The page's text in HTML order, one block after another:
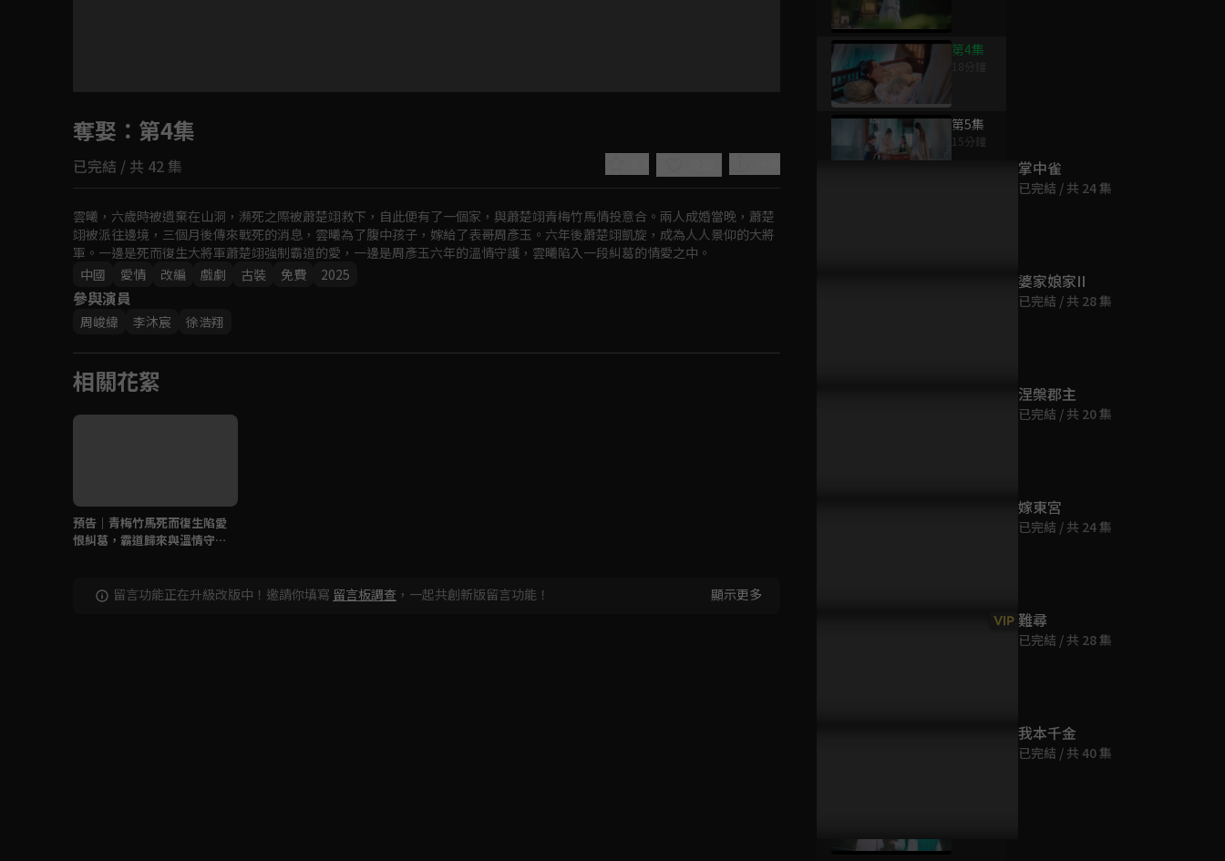
Video
如有不便請見諒
第4集
第5集
15分鐘
奪娶 ：第4集
已完結 / 共 42 集
雲曦，六歲時被遺棄在山洞，瀕死之際被蕭楚翊救下，自此便有了一個家，與蕭楚翊青梅竹馬情投意合。兩人成婚當晚，蕭楚
翊被派往邊境，三個月後傳來戰死的消息，雲曦為了腹中孩子，嫁給了表哥周彥玉。六年後蕭楚翊凱旋，成為人人景仰的大將
軍。一邊是死而復生大將軍蕭楚翊強制霸道的愛，一邊是周彥玉六年的溫情守護，雲曦陷入一段糾葛的情愛之中。
中國
愛情 改編 戲劇 古裝 免費 2025
參與演員
周峻緯 李沐宸 徐浩翔
相關花絮
預告｜青梅竹馬死而復生陷愛
恨糾葛，霸道歸來與溫情守護
留言功能正在升級改版中！邀請你填寫 留言板調查 ，一起共創新版留言功能！ 顯示更多
為您推薦
掌中雀
已完結 / 共 24 集
婆家娘家II
已完結 / 共 28 集
涅槃郡主
已完結 / 共 20 集
嫁東宮
已完結 / 共 24 集
VIP 難尋
已完結 / 共 28 集
我本千金
已完結 / 共 40 集